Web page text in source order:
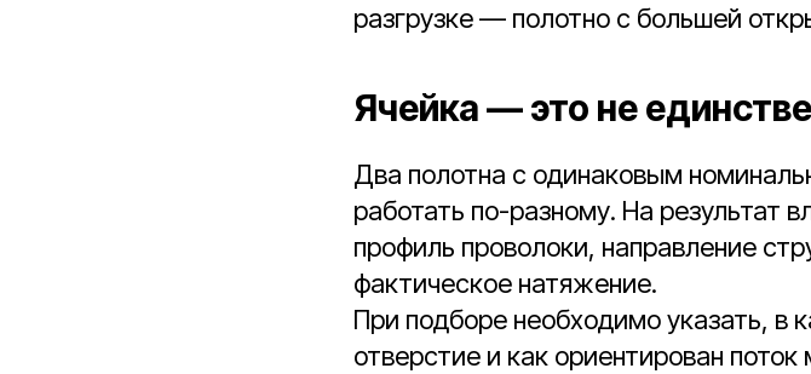
разгрузке — полотно с большей
Ячейка — это не
Два полотна с одинаковым
работать по-разному. На результат
профиль проволоки, направление
фактическое натяжение.
При подборе необходимо указать, в
отверстие и как ориентирован